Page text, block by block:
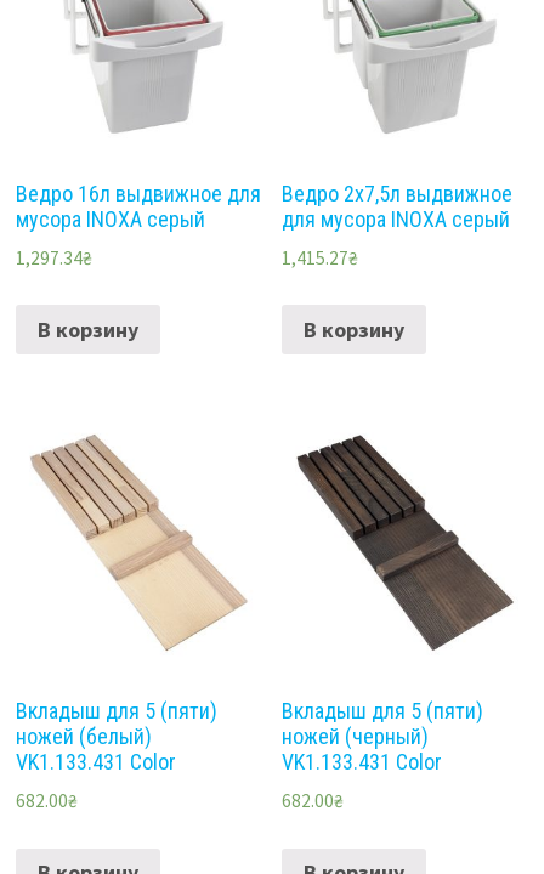
Ведро 16л выдвижное для
мусора INOXA серый
1,297.34₴
В корзину
Ведро 2х7,5л выдвижное
для мусора INOXA серый
1,415.27₴
В корзину
Вкладыш для 5 (пяти)
ножей (белый)
VK1.133.431 Color
682.00₴
Вкладыш для 5 (пяти)
ножей (черный)
VK1.133.431 Color
682.00₴